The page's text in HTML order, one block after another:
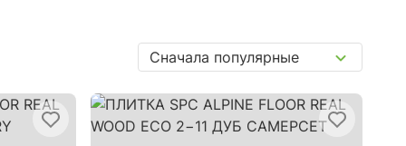
Сначала популярные